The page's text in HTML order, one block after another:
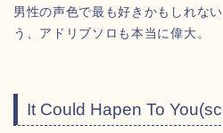
男性の声色で最も好きかもしれな
う、アドリブソロも本当に偉大。
It Could Hapen To